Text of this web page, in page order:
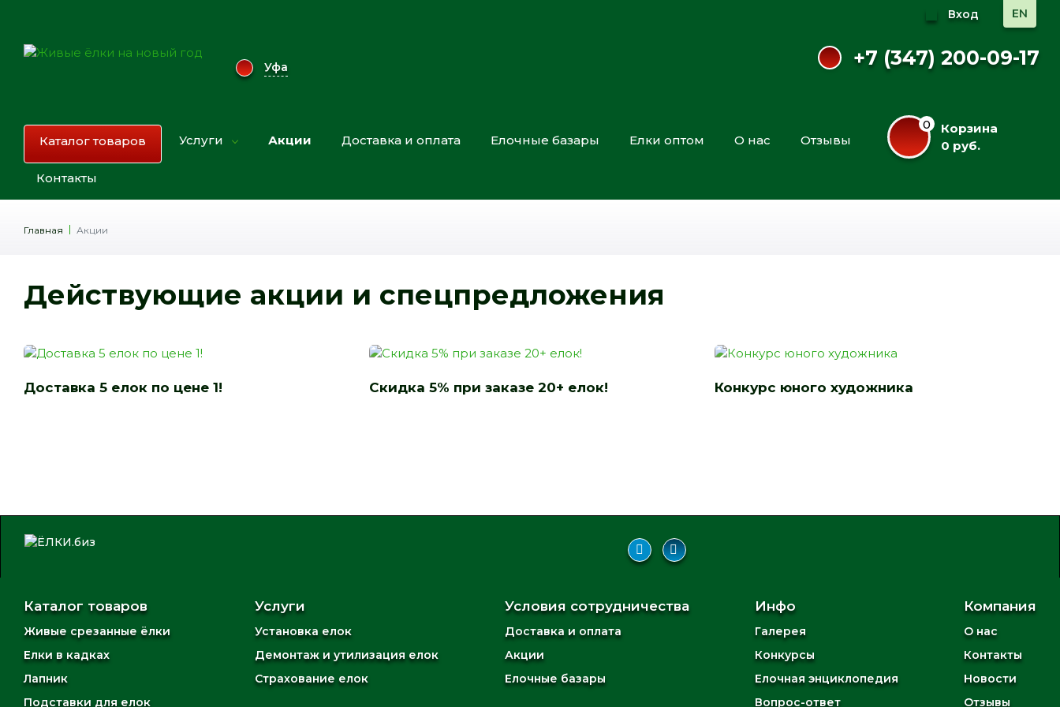
Уфа
Вход EN
+7 (347) 200-09-17
Каталог товаров Услуги Акции Доставка и оплата Елочные базары Елки оптом О нас Отзывы
Контакты
0
Корзина
0 руб.
Главная Акции
Действующие акции и спецпредложения
Доставка 5 елок по цене 1! Скидка 5% при заказе 20+ елок! Конкурс юного художника
Каталог товаров
Живые срезанные ёлки
Елки в кадках
Лапник
Подставки для елок
Услуги
Установка елок
Демонтаж и утилизация елок
Страхование елок
Условия сотрудничества
Доставка и оплата
Акции
Елочные базары
Инфо
Галерея
Конкурсы
Елочная энциклопедия
Вопрос-ответ
Компания
О нас
Контакты
Новости
Отзывы